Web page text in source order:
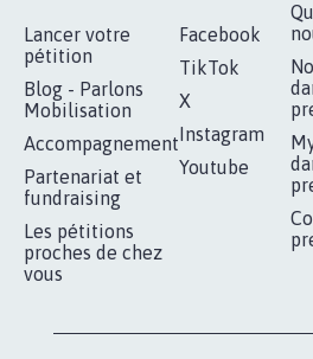
Lancer votre
pétition
Blog - Parlons
Mobilisation
Accompagnement
Partenariat et
fundraising
Les pétitions
proches de chez
vous
Facebook
TikTok
X
Instagram
Youtube